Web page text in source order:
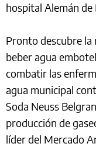
hospital Alemán de
Pronto descubre la
beber agua
combatir las
agua municipal
Soda Neuss
producción de
líder del Mercado